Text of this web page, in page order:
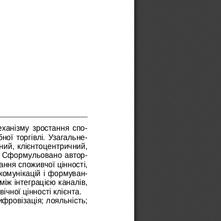
зростання спо-
торгівлі. Узагальне-
клієнтоцентричний,
Сформульовано автор-
споживчої цінності,
і формуван-
інтеграцією каналів,
цінності клієнта.
лояльність;